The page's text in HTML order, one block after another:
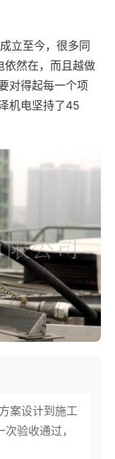
立至今，很多同
依然在，而且越做
对得起每一个项
机电坚持了45
案设计到施工
验收通过，